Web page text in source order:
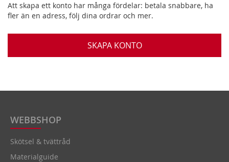
Att skapa ett konto har många fördelar: betala snabbare, ha
fler än en adress, följ dina ordrar och mer.
SKAPA KONTO
WEBBSHOP
Skötsel & tvättråd
Materialguide